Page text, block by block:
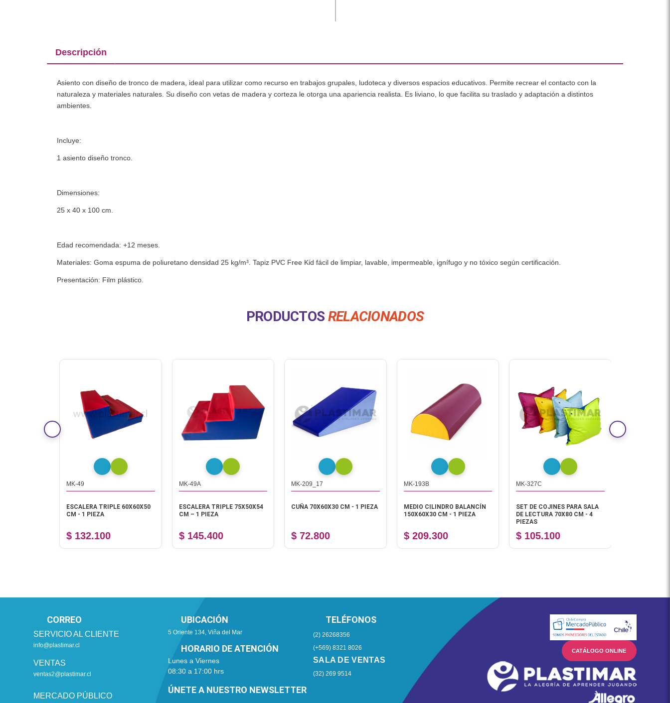
Descripción
Asiento con diseño de tronco de madera, ideal para utilizar como recurso en trabajos grupales, ludoteca y diversos espacios educativos. Permite recrear el contacto con la
naturaleza y materiales naturales. Su diseño con vetas de madera y corteza le otorga una apariencia realista. Es liviano, lo que facilita su traslado y adaptación a distintos
ambientes.
Incluye:
1 asiento diseño tronco.
Dimensiones:
25 x 40 x 100 cm.
Edad recomendada: +12 meses.
Materiales: Goma espuma de poliuretano densidad 25 kg/m³. Tapiz PVC Free Kid fácil de limpiar, lavable, impermeable, ignífugo y no tóxico según certificación.
Presentación: Film plástico.
PRODUCTOS RELACIONADOS
MK-49
ESCALERA TRIPLE 60X60X50
CM - 1 PIEZA
$ 132.100
MK-49A
ESCALERA TRIPLE 75X50X54
CM – 1 PIEZA
$ 145.400
MK-209_17
CUÑA 70X60X30 CM - 1 PIEZA
$ 72.800
MK-193B
MEDIO CILINDRO BALANCÍN
150X60X30 CM - 1 PIEZA
$ 209.300
MK-327C
SET DE COJINES PARA SALA
DE LECTURA 70X80 CM - 4
PIEZAS
$ 105.100
CORREO
SERVICIO AL CLIENTE
info@plastimar.cl
VENTAS
ventas2@plastimar.cl
MERCADO PÚBLICO
TELÉFONOS
(2) 26268356
(+569) 8321 8026
SALA DE VENTAS
(32) 269 9514
UBICACIÓN
5 Oriente 134, Viña del Mar
HORARIO DE ATENCIÓN
Lunes a Viernes
08:30 a 17:00 hrs
CATÁLOGO ONLINE
ÚNETE A NUESTRO NEWSLETTER